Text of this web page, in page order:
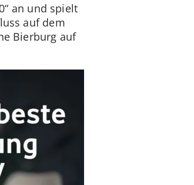
an und spielt
auf dem
Bierburg auf